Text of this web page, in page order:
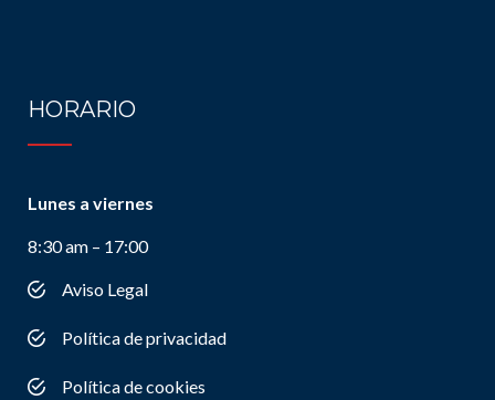
HORARIO
Lunes a viernes
8:30 am – 17:00
Aviso Legal
Política de privacidad
Política de cookies